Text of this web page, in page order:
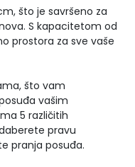
što je savršeno za
S kapacitetom od
prostora za sve vaše
što vam
vašim
5 različitih
pravu
pranja posuđa.